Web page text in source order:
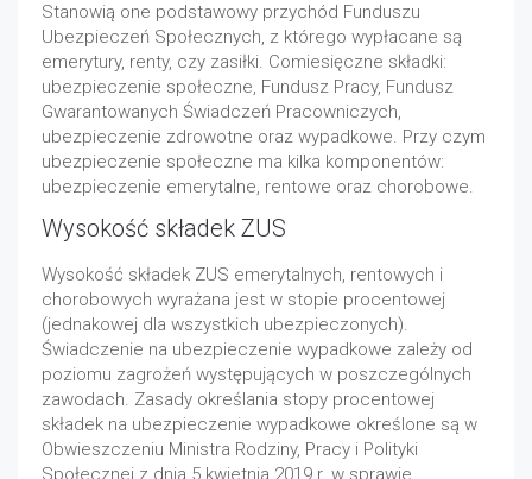
Stanowią one podstawowy przychód Funduszu
Ubezpieczeń Społecznych, z którego wypłacane są
emerytury, renty, czy zasiłki. Comiesięczne składki:
ubezpieczenie społeczne, Fundusz Pracy, Fundusz
Gwarantowanych Świadczeń Pracowniczych,
ubezpieczenie zdrowotne oraz wypadkowe. Przy czym
ubezpieczenie społeczne ma kilka komponentów:
ubezpieczenie emerytalne, rentowe oraz chorobowe.
Wysokość składek ZUS
Wysokość składek ZUS emerytalnych, rentowych i
chorobowych wyrażana jest w stopie procentowej
(jednakowej dla wszystkich ubezpieczonych).
Świadczenie na ubezpieczenie wypadkowe zależy od
poziomu zagrożeń występujących w poszczególnych
zawodach. Zasady określania stopy procentowej
składek na ubezpieczenie wypadkowe określone są w
Obwieszczeniu Ministra Rodziny, Pracy i Polityki
Społecznej z dnia 5 kwietnia 2019 r. w sprawie